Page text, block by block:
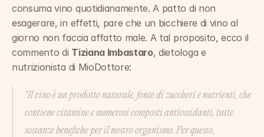
consuma vino quotidianamente. A patto di non
esagerare, in effetti, pare che un bicchiere di vino al
giorno non faccia affatto male. A tal proposito, ecco il
commento di Tiziana Imbastaro, dietologa e
nutrizionista di MioDottore:
"Il vino è un prodotto naturale, fonte di zuccheri e nutrienti, che
contiene vitamine e numerosi composti antiossidanti, tutte
sostanze benefiche per il nostro organismo. Per questo,